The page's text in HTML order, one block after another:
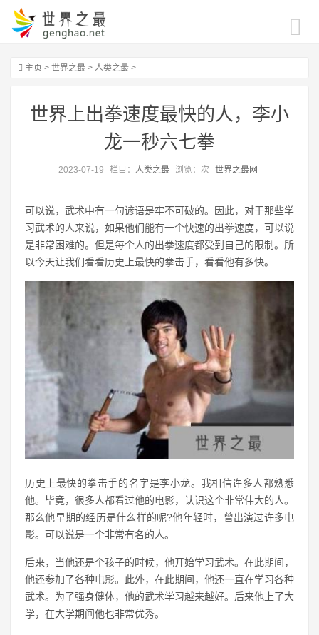
主页 > 世界之最 > 人类之最 >
世界上出拳速度最快的人，李小
龙一秒六七拳
2023-07-19 栏目： 人类之最 浏览： 次 世界之最网
可以说，武术中有一句谚语是牢不可破的。因此，对于那些学
习武术的人来说，如果他们能有一个快速的出拳速度，可以说
是非常困难的。但是每个人的出拳速度都受到自己的限制。所
以今天让我们看看历史上最快的拳击手，看看他有多快。
历史上最快的拳击手的名字是李小龙。我相信许多人都熟悉
他。毕竟，很多人都看过他的电影，认识这个非常伟大的人。
那么他早期的经历是什么样的呢?他年轻时，曾出演过许多电
影。可以说是一个非常有名的人。
后来，当他还是个孩子的时候，他开始学习武术。在此期间，
他还参加了各种电影。此外，在此期间，他还一直在学习各种
武术。为了强身健体，他的武术学习越来越好。后来他上了大
学，在大学期间他也非常优秀。